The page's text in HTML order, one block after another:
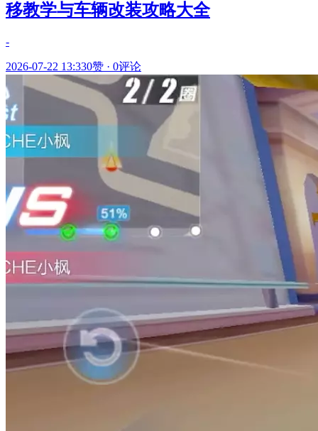
移教学与车辆改装攻略大全
-
2026-07-22 13:330赞 · 0评论